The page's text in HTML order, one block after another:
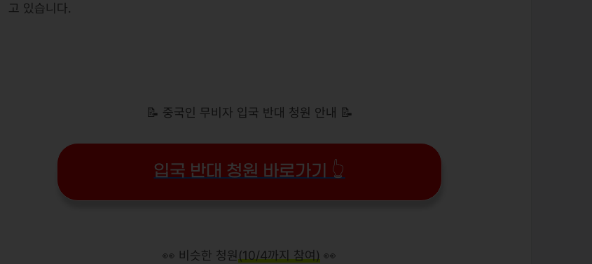
고 있습니다.
📝 중국인 무비자 입국 반대 청원 안내 📝
입국 반대 청원 바로가기 👆
👀 비슷한 청원 (10/4까지 참여) 👀